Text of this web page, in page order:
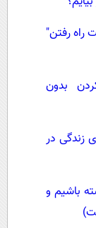
راه رفتن"
بدون
زندگی در
باشیم و